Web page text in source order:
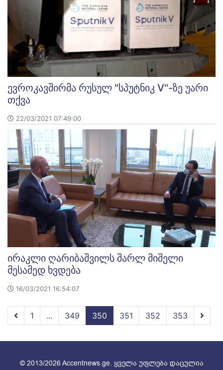
ევროკავშირმა რუსულ "სპუტნიკ V"-ზე უარი
თქვა
22/03/2021 07:49:00
ირაკლი ღარიბაშვილს შარლ მიშელი
მესამედ ხვდება
16/03/2021 16:54:07
1 ... 349 350 351 352 353
© 2013/2026 Accentnews.ge. ყველა უფლება დაცულია